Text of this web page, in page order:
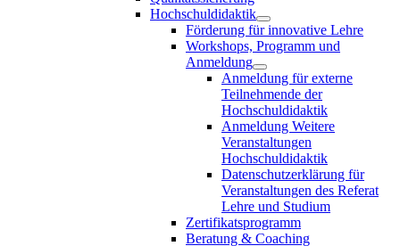
Hochschuldidaktik
Förderung für innovative Lehre
Workshops, Programm und
Anmeldung
Anmeldung für externe
Teilnehmende der
Hochschuldidaktik
Anmeldung Weitere
Veranstaltungen
Hochschuldidaktik
Datenschutzerklärung für
Veranstaltungen des Referat
Lehre und Studium
Zertifikatsprogramm
Beratung & Coaching